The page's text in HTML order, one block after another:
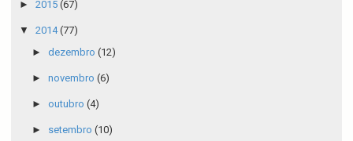
► 2015 (67)
▼ 2014(77)
► dezembro (12)
► novembro (6)
► outubro (4)
► setembro (10)